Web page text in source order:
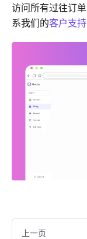
访问所有过往订
系我们的客户支
上一页